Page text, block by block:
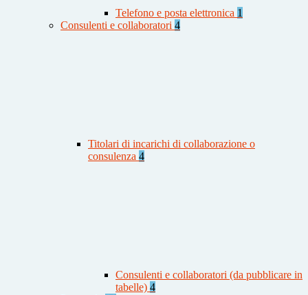
Telefono e posta elettronica 1
Consulenti e collaboratori 4
Titolari di incarichi di collaborazione o
consulenza 4
Consulenti e collaboratori (da pubblicare in
tabelle) 4